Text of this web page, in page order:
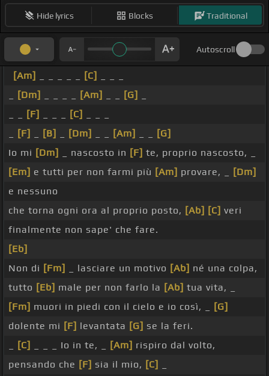
Hide lyrics Blocks Traditional
Autoscroll
[Am] [C]
[Dm] [Am] [G]
[F] [C]
[F] [B] [Dm] [Am]
[G]
Io mi [Dm] _ nascosto in [F] te, proprio nascosto, _
[Em] e tutti per non farmi più [Am] provare, _
[Dm]
e nessuno
che torna ogni ora al proprio posto, [Ab] [C] veri
finalmente non sape' che fare.
[Eb]
Non di [Fm] _ lasciare un motivo [Ab] né una colpa,
tutto [Eb] male per non farlo la [Ab] tua vita, _
[Fm] muori in piedi con il cielo e io così, _
[G]
dolente mi [F] levantata [G] se la feri.
[C] _ _ _ Io in te, _ [Am] rispiro dal volto,
pensando che [F] sia il mio, [C]